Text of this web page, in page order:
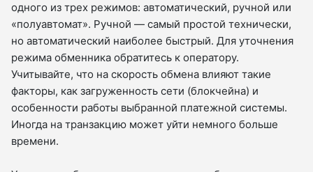
одного из трех режимов: автоматический, ручной или
«полуавтомат». Ручной — самый простой технически,
но автоматический наиболее быстрый. Для уточнения
режима обменника обратитесь к оператору.
Учитывайте, что на скорость обмена влияют такие
факторы, как загруженность сети (блокчейна) и
особенности работы выбранной платежной системы.
Иногда на транзакцию может уйти немного больше
времени.